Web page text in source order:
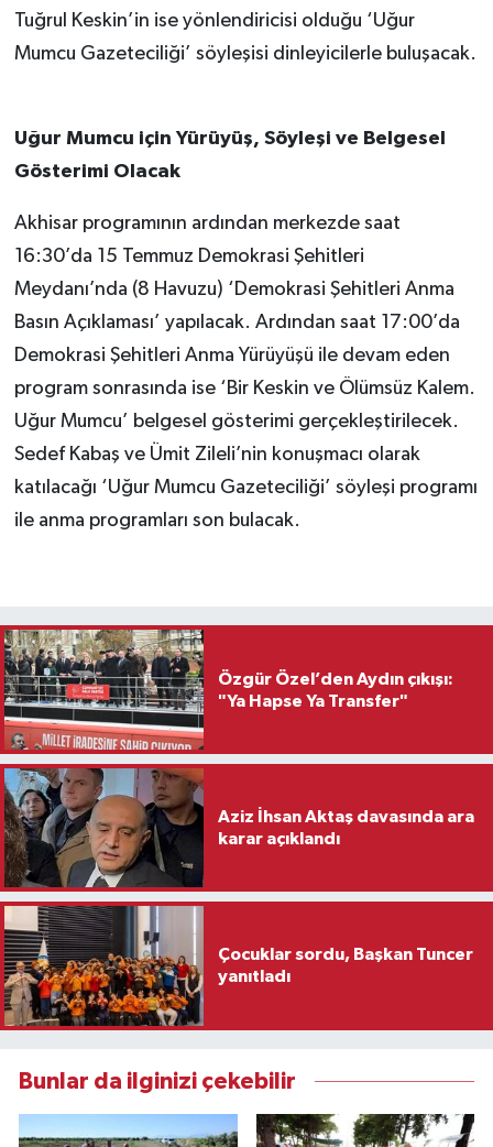
Tuğrul Keskin’in ise yönlendiricisi olduğu ‘Uğur
Mumcu Gazeteciliği’ söyleşisi dinleyicilerle buluşacak.
Uğur Mumcu için Yürüyüş, Söyleşi ve Belgesel
Gösterimi Olacak
Akhisar programının ardından merkezde saat
16:30’da 15 Temmuz Demokrasi Şehitleri
Meydanı’nda (8 Havuzu) ‘Demokrasi Şehitleri Anma
Basın Açıklaması’ yapılacak. Ardından saat 17:00’da
Demokrasi Şehitleri Anma Yürüyüşü ile devam eden
program sonrasında ise ‘Bir Keskin ve Ölümsüz Kalem.
Uğur Mumcu’ belgesel gösterimi gerçekleştirilecek.
Sedef Kabaş ve Ümit Zileli’nin konuşmacı olarak
katılacağı ‘Uğur Mumcu Gazeteciliği’ söyleşi programı
ile anma programları son bulacak.
Özgür Özel’den Aydın çıkışı:
"Ya Hapse Ya Transfer"
Aziz İhsan Aktaş davasında ara
karar açıklandı
Çocuklar sordu, Başkan Tuncer
yanıtladı
Bunlar da ilginizi çekebilir